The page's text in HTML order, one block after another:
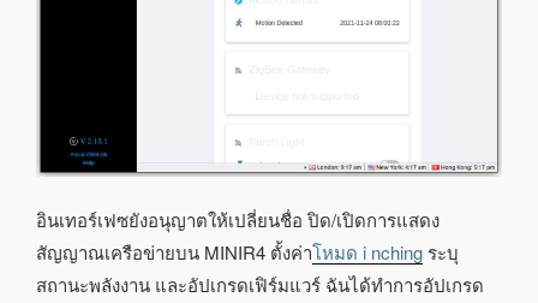
อินเทอร์เฟซยังอนุญาตให้เปลี่ยนชื่อ ปิด/เปิดการแสดง
สัญญาณเครือข่ายบน MINIR4 ตั้งค่าโหมด i nching ระบุ
สถานะพลังงาน และอัปเกรดเฟิร์มแวร์ ฉันได้ทำการอัปเกรด